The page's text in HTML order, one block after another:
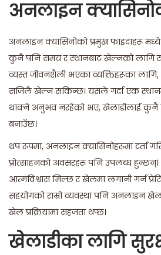
अनलाइन
अनलाइन क्यासिनोको प्रमुख फाइदाहरू
कुनै पनि समय र स्थानबाट खेल्नको लागि
व्यस्त जीवनशैली भएका व्यक्तिहरूका
सजिलै खेल्न सकिन्छ। यसले गर्दा एक
थाक्ने अनुभव नरहेको भए, खेलाडीलाई कुनै
बनाउँछ।
थप रूपमा, अनलाइन क्यासिनोहरूमा दर्ता
प्रोत्साहनको अवसरहरू पनि उपलब्ध
आत्मविश्वास मिल्छ र खेलमा लगानी गर्न
सहयोगको राम्रो व्यवस्था पनि अनलाइन
खेल प्रक्रियामा सहजता थप्छ।
खेलाडीका लागि